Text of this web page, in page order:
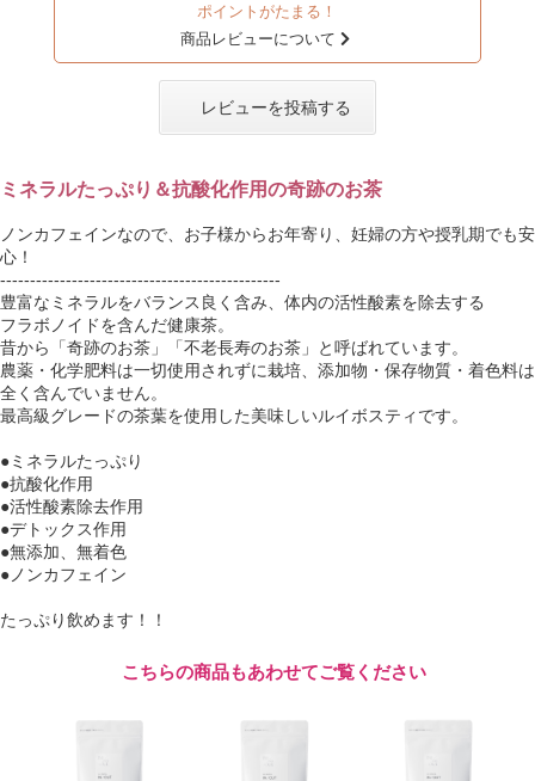
ポイントがたまる！
商品レビューについて
レビューを投稿する
ミネラルたっぷり＆抗酸化作用の奇跡のお茶
ノンカフェインなので、お子様からお年寄り、妊婦の方や授乳期でも安
心！
-----------------------------------------------
豊富なミネラルをバランス良く含み、体内の活性酸素を除去する
フラボノイドを含んだ健康茶。
昔から「奇跡のお茶」「不老長寿のお茶」と呼ばれています。
農薬・化学肥料は一切使用されずに栽培、添加物・保存物質・着色料は
全く含んでいません。
最高級グレードの茶葉を使用した美味しいルイボスティです。
●ミネラルたっぷり
●抗酸化作用
●活性酸素除去作用
●デトックス作用
●無添加、無着色
●ノンカフェイン
たっぷり飲めます！！
こちらの商品もあわせてご覧ください